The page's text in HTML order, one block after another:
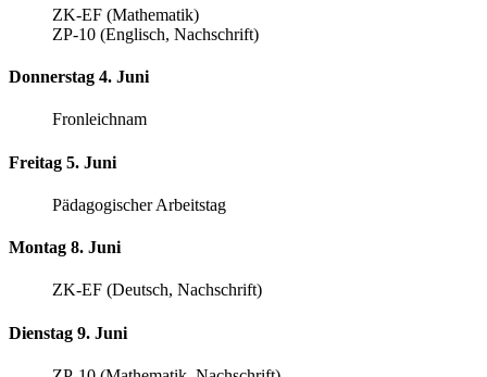
ZK-EF (Mathematik)
ZP-10 (Englisch, Nachschrift)
Donnerstag 4. Juni
Fronleichnam
Freitag 5. Juni
Pädagogischer Arbeitstag
Montag 8. Juni
ZK-EF (Deutsch, Nachschrift)
Dienstag 9. Juni